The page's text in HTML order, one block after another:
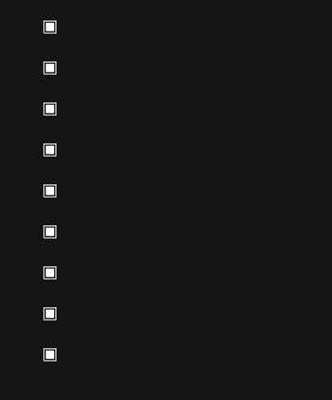
▣
▣
▣
▣
▣
▣
▣
▣
▣